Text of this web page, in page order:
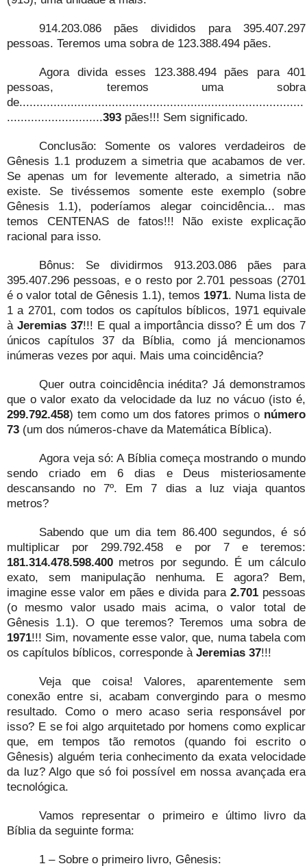
914.203.086 pães divididos para 395.407.297
pessoas. Teremos uma sobra de 123.388.494 pães.
Agora divida esses 123.388.494 pães para 401
pessoas, teremos uma sobra
de...................................................................................
............................393 pães!!! Sem significado.
Conclusão: Somente os valores verdadeiros de
Gênesis 1.1 produzem a simetria que acabamos de ver.
Se apenas um for levemente alterado, a simetria não
existe. Se tivéssemos somente este exemplo (sobre
Gênesis 1.1), poderíamos alegar coincidência... mas
temos CENTENAS de fatos!!! Não existe explicação
racional para isso.
Bônus: Se dividirmos 913.203.086 pães para
395.407.296 pessoas, e o resto por 2.701 pessoas (2701
é o valor total de Gênesis 1.1), temos 1971. Numa lista de
1 a 2701, com todos os capítulos bíblicos, 1971 equivale
à Jeremias 37!!! E qual a importância disso? É um dos 7
únicos capítulos 37 da Bíblia, como já mencionamos
inúmeras vezes por aqui. Mais uma coincidência?
Quer outra coincidência inédita? Já demonstramos
que o valor exato da velocidade da luz no vácuo (isto é,
299.792.458) tem como um dos fatores primos o número
73 (um dos números-chave da Matemática Bíblica).
Agora veja só: A Bíblia começa mostrando o mundo
sendo criado em 6 dias e Deus misteriosamente
descansando no 7º. Em 7 dias a luz viaja quantos
metros?
Sabendo que um dia tem 86.400 segundos, é só
multiplicar por 299.792.458 e por 7 e teremos:
181.314.478.598.400 metros por segundo. É um cálculo
exato, sem manipulação nenhuma. E agora? Bem,
imagine esse valor em pães e divida para 2.701pessoas
(o mesmo valor usado mais acima, o valor total de
Gênesis 1.1). O que teremos? Teremos uma sobra de
1971!!! Sim, novamente esse valor, que, numa tabela com
os capítulos bíblicos, corresponde à Jeremias 37!!!
Veja que coisa! Valores, aparentemente sem
conexão entre si, acabam convergindo para o mesmo
resultado. Como o mero acaso seria responsável por
isso? E se foi algo arquitetado por homens como explicar
que, em tempos tão remotos (quando foi escrito o
Gênesis) alguém teria conhecimento da exata velocidade
da luz? Algo que só foi possível em nossa avançada era
tecnológica.
Vamos representar o primeiro e último livro da
Bíblia da seguinte forma:
1 – Sobre o primeiro livro, Gênesis: